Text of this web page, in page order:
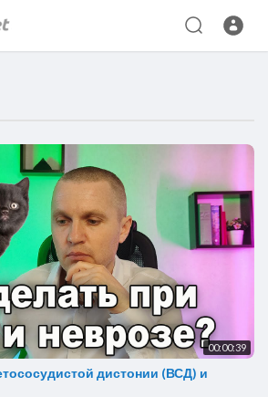
00:00:39
дистонии (ВСД) и